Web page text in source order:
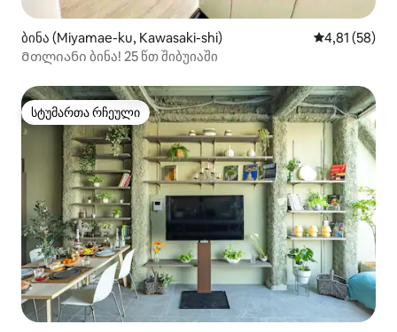
ბინა (Miyamae-ku, Kawasaki-shi) საშუალო
4,81 (58)
Მთლიანი ბინა! 25 წთ შიბუიაში
სტუმართა რჩეული
სტუმართა რჩეული